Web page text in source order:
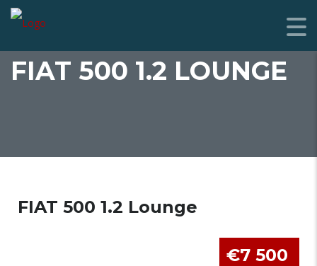
FIAT 500 1.2 LOUNGE
FIAT 500 1.2 Lounge
€7 500